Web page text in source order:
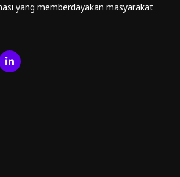
yang memberdayakan masyarakat